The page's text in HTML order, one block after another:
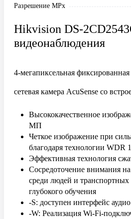
Разрешение MPx
Hikvision DS-
видеонаблюдения
4-мегапиксельная
сетевая камера AcuSense со
Высококачественное
МП
Четкое изображение при
благодаря технологии WDR
Эффективная технология
Сосредоточение внимания
среди людей и транспортных
глубокого обучения
-S: доступен интерфейс
-W: Реализация Wi-Fi-